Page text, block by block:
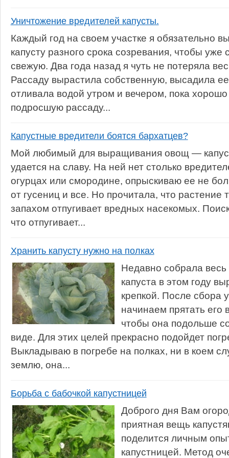
Уничтожение вредителей капусты.
Каждый год на своем участке я обязательно
капусту разного срока созревания, чтобы
свежую. Два года назад я чуть не потеряла
Рассаду вырастила собственную, высадила
отливала водой утром и вечером, пока
подросшую рассаду...
Капустные вредители боятся бархатцев?
Мой любимый для выращивания овощ —
удается на славу. На ней нет столько
огурцах или смородине, опрыскиваю ее не
от гусениц и все. Но прочитала, что растение
запахом отпугивает вредных насекомых.
что отпугивает...
Хранить капусту нужно на полках
Недавно собрала
капуста в этом году
крепкой. После сбора
начинаем прятать его
чтобы она подольше
виде. Для этих целей прекрасно подойдет
Выкладываю в погребе на полках, ни в коем
землю, она...
Борьба с бабочкой капустницей
Доброго дня Вам
приятная вещь
поделится личным
капустницей. Метод